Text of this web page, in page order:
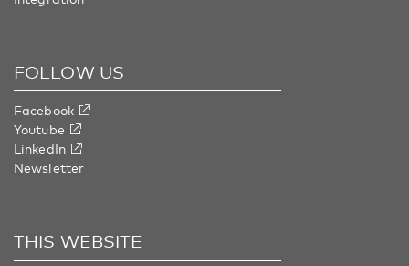
FOLLOW US
Facebook
Youtube
LinkedIn
Newsletter
THIS WEBSITE